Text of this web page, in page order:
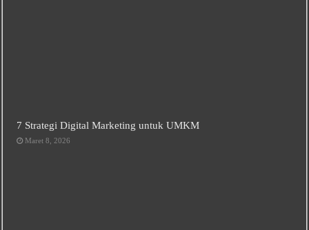
7 Strategi Digital Marketing untuk UMKM
Maret 8, 2026